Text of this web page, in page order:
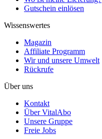
Gutschein einlösen
Wissenswertes
Magazin
Affiliate Programm
Wir und unsere Umwelt
Rückrufe
Über uns
Kontakt
Über VitalAbo
Unsere Gruppe
Freie Jobs